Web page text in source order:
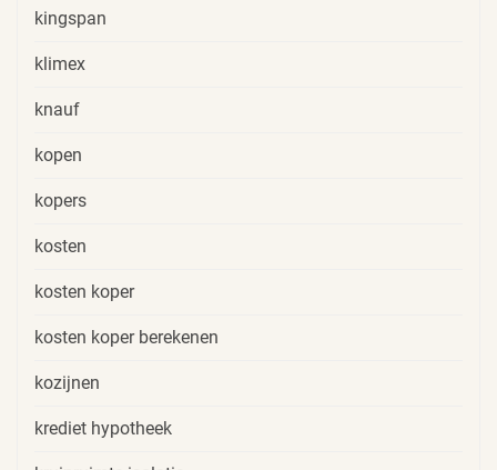
kingspan
klimex
knauf
kopen
kopers
kosten
kosten koper
kosten koper berekenen
kozijnen
krediet hypotheek